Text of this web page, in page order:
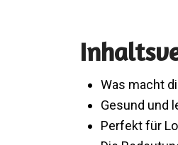
Was macht
Gesund und
Perfekt für